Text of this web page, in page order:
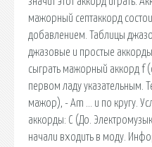
мажорный септаккорд
добавлением. Таблицы
джазовые и простые
сыграть мажорный аккорд f
первом ладу указательным.
мажор), - Am … и по кругу.
аккорды: С (До.
начали входить в моду.